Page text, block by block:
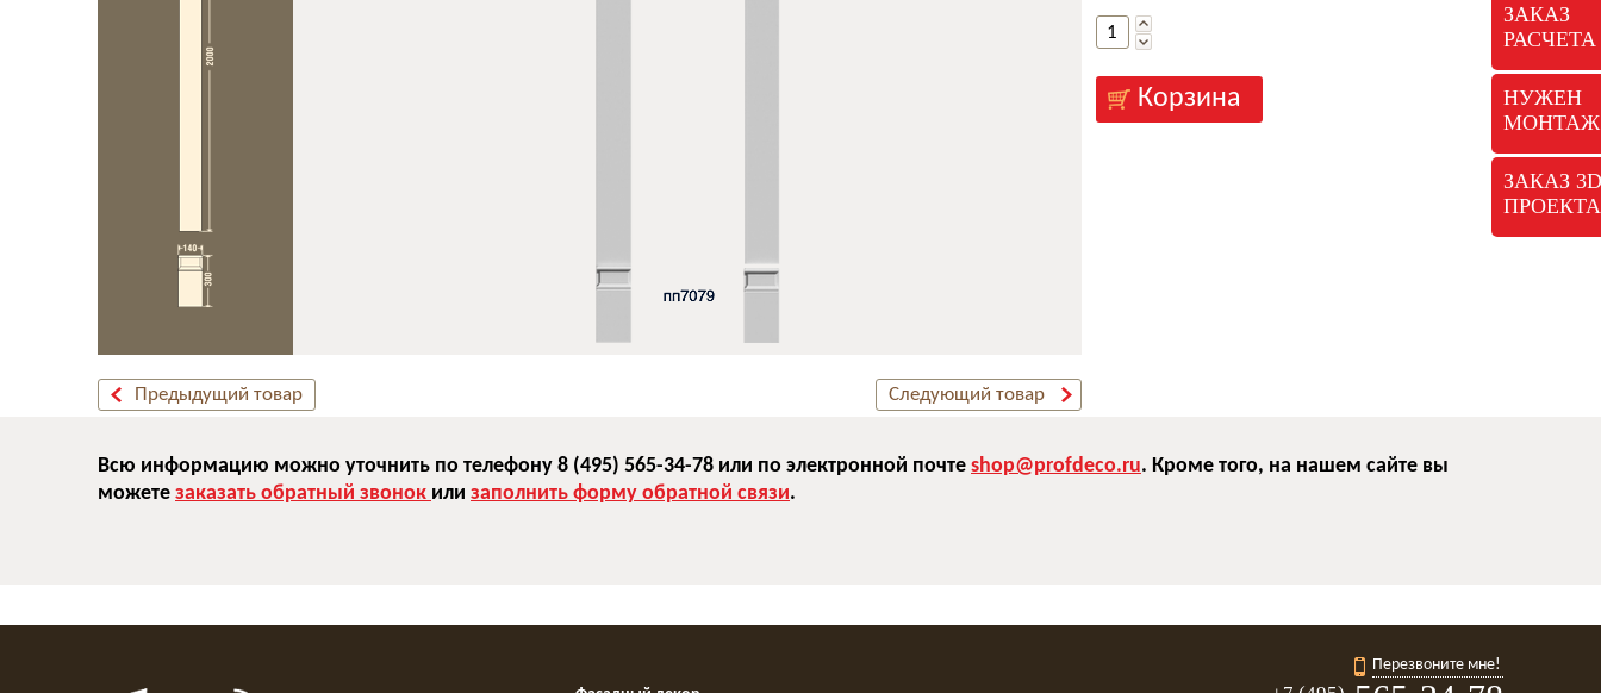
ЗАКАЗ
РАСЧЕТА
НУЖЕН
МОНТАЖ
ЗАКАЗ 3D
ПРОЕКТА
Предыдущий товар Следующий товар
Всю информацию можно уточнить по телефону 8 (495) 565-34-78 или по электронной почте shop@profdeco.ru. Кроме того, на нашем сайте вы
можете заказать обратный звонок или заполнить форму обратной связи.
Перезвоните мне!